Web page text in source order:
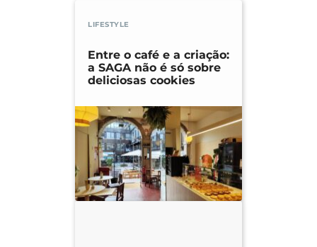
LIFESTYLE
Entre o café e a criação:
a SAGA não é só sobre
deliciosas cookies